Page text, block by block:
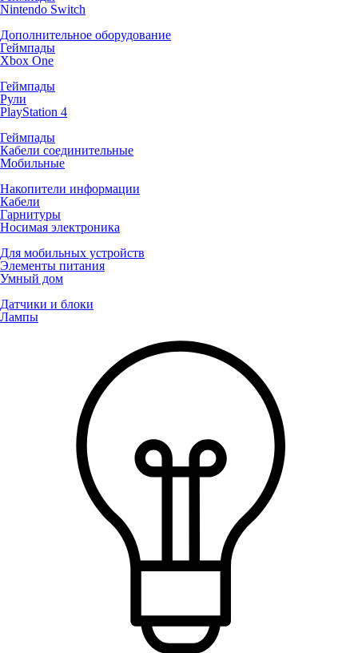
Nintendo Switch
Дополнительное оборудование
Геймпады
Xbox One
Геймпады
Рули
PlayStation 4
Геймпады
Кабели соединительные
Мобильные
Накопители информации
Кабели
Гарнитуры
Носимая электроника
Для мобильных устройств
Элементы питания
Умный дом
Датчики и блоки
Лампы